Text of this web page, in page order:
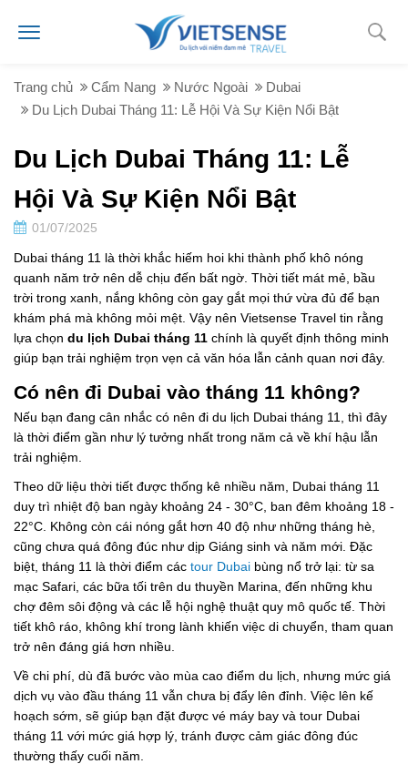
Trang chủ Cẩm Nang Nước Ngoài
Dubai
Du Lịch Dubai Tháng 11: Lễ Hội Và Sự Kiện Nổi Bật
Du Lịch Dubai Tháng 11: Lễ
Hội Và Sự Kiện Nổi Bật
01/07/2025
Dubai tháng 11 là thời khắc hiếm hoi khi thành phố khô nóng
quanh năm trở nên dễ chịu đến bất ngờ. Thời tiết mát mẻ, bầu
trời trong xanh, nắng không còn gay gắt mọi thứ vừa đủ để bạn
khám phá mà không mỏi mệt. Vậy nên Vietsense Travel tin rằng
lựa chọn du lịch Dubai tháng 11 chính là quyết định thông minh
giúp bạn trải nghiệm trọn vẹn cả văn hóa lẫn cảnh quan nơi đây.
Có nên đi Dubai vào tháng 11 không?
Nếu bạn đang cân nhắc có nên đi du lịch Dubai tháng 11, thì đây
là thời điểm gần như lý tưởng nhất trong năm cả về khí hậu lẫn
trải nghiệm.
Theo dữ liệu thời tiết được thống kê nhiều năm, Dubai tháng 11
duy trì nhiệt độ ban ngày khoảng 24 - 30°C, ban đêm khoảng 18 -
22°C. Không còn cái nóng gắt hơn 40 độ như những tháng hè,
cũng chưa quá đông đúc như dịp Giáng sinh và năm mới. Đặc
biệt, tháng 11 là thời điểm các tour Dubai bùng nổ trở lại: từ sa
mạc Safari, các bữa tối trên du thuyền Marina, đến những khu
chợ đêm sôi động và các lễ hội nghệ thuật quy mô quốc tế. Thời
tiết khô ráo, không khí trong lành khiến việc di chuyển, tham quan
trở nên đáng giá hơn nhiều.
Về chi phí, dù đã bước vào mùa cao điểm du lịch, nhưng mức giá
dịch vụ vào đầu tháng 11 vẫn chưa bị đẩy lên đỉnh. Việc lên kế
hoạch sớm, sẽ giúp bạn đặt được vé máy bay và tour Dubai
tháng 11 với mức giá hợp lý, tránh được cảm giác đông đúc
thường thấy cuối năm.